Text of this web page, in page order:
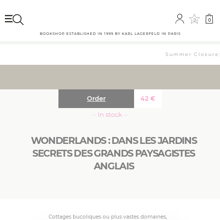
0 0
BOOKSHOP ESTABLISHED IN 1999 BY KARL LAGERFELD IN PARIS
Summer
WONDERLANDS : DANS LES JARDINS
SECRETS DES GRANDS PAYSAGISTES
ANGLAIS
42 €
Order
··· In stock ···
Cottages bucoliques ou plus vastes domaines,